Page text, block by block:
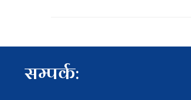
सम्पर्क: